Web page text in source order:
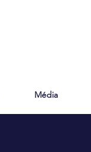
Média